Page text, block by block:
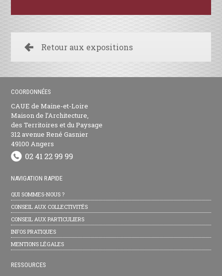
Retour aux expositions
COORDONNÉES
CAUE de Maine-et-Loire
Maison de l’Architecture,
des Territoires et du Paysage
312 avenue René Gasnier
49100 Angers
NAVIGATION RAPIDE
QUI SOMMES-NOUS ?
CONSEIL AUX COLLECTIVITÉS
CONSEIL AUX PARTICULIERS
INFOS PRATIQUES
MENTIONS LÉGALES
RESSOURCES